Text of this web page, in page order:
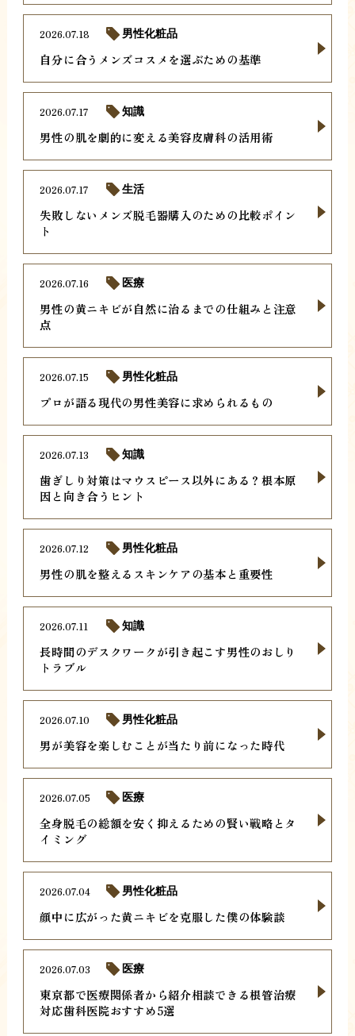
自分に合うメンズコスメを選ぶための基準
2026.07.18 男性化粧品
男性の肌を劇的に変える美容皮膚科の活用術
2026.07.17 知識
失敗しないメンズ脱毛器購入のための比較ポイン
ト
2026.07.17 生活
男性の黄ニキビが自然に治るまでの仕組みと注意
点
2026.07.16 医療
プロが語る現代の男性美容に求められるもの
2026.07.15 男性化粧品
歯ぎしり対策はマウスピース以外にある？根本原
因と向き合うヒント
2026.07.13 知識
男性の肌を整えるスキンケアの基本と重要性
2026.07.12 男性化粧品
長時間のデスクワークが引き起こす男性のおしり
トラブル
2026.07.11 知識
男が美容を楽しむことが当たり前になった時代
2026.07.10 男性化粧品
全身脱毛の総額を安く抑えるための賢い戦略とタ
イミング
2026.07.05 医療
顔中に広がった黄ニキビを克服した僕の体験談
2026.07.04 男性化粧品
東京都で医療関係者から紹介相談できる根管治療
対応歯科医院おすすめ5選
2026.07.03 医療